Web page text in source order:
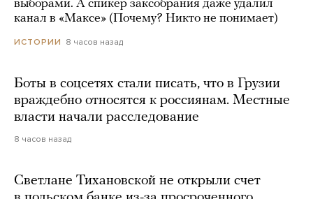
выборами. А спикер заксобрания даже удалил
канал в «Максе» (Почему? Никто не понимает)
ИСТОРИИ 8 часов назад
Боты в соцсетях стали писать, что в Грузии
враждебно относятся к россиянам. Местные
власти начали расследование
8 часов назад
Светлане Тихановской не открыли счет